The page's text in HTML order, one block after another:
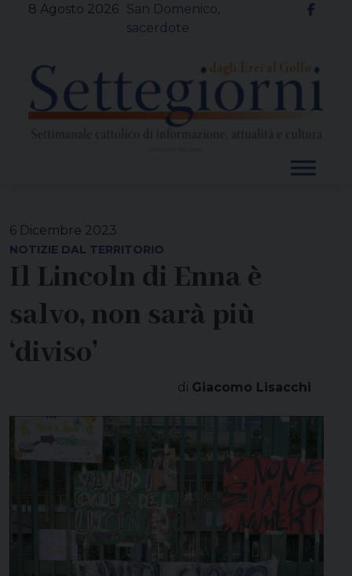
8 Agosto 2026 San Domenico,
sacerdote
6 Dicembre 2023
NOTIZIE DAL TERRITORIO
Il Lincoln di Enna è
salvo, non sarà più
‘diviso’
di Giacomo Lisacchi